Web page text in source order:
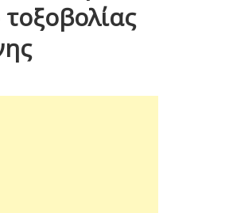
τοξοβολίας